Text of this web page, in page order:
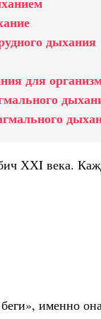
дыхания
для
ХХI века.
именно